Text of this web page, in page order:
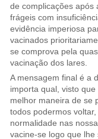
de complicações após
frágeis com
evidência imperiosa
vacinados
se comprova pela
vacinação dos lares.
A mensagem final é a
importa qual, visto
melhor maneira de se
todos podermos
normalidade nas
vacine-se logo que